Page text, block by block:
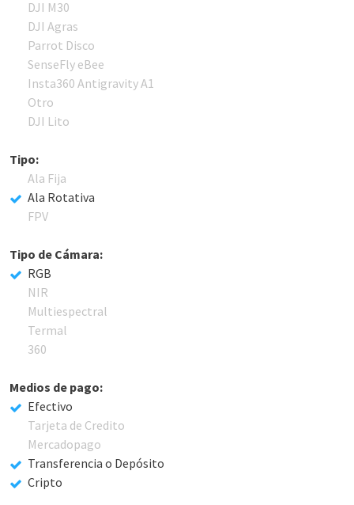
DJI M30
DJI Agras
Parrot Disco
SenseFly eBee
Insta360 Antigravity A1
Otro
DJI Lito
Tipo:
Ala Fija
Ala Rotativa
FPV
Tipo de Cámara:
RGB
NIR
Multiespectral
Termal
360
Medios de pago:
Efectivo
Tarjeta de Credito
Mercadopago
Transferencia o Depósito
Cripto